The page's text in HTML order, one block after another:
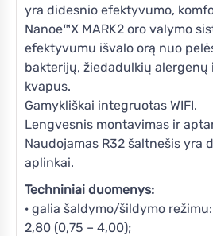
yra didesnio efektyvumo,
Nanoe™X MARK2 oro valymo
efektyvumu išvalo orą nuo
bakterijų, žiedadulkių alergenų
kvapus.
Gamykliškai integruotas WIFI.
Lengvesnis montavimas ir
Naudojamas R32 šaltnešis yra
aplinkai.
Techniniai duomenys:
· galia šaldymo/šildymo
2,80 (0,75 – 4,00);